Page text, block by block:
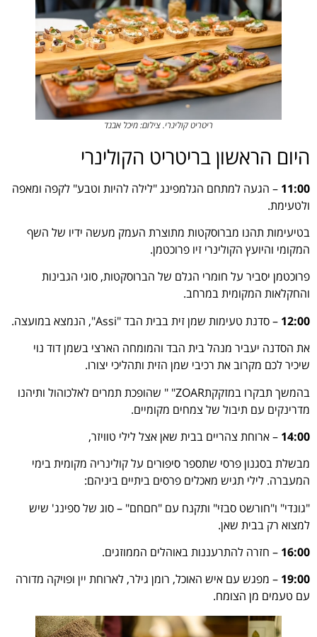
ריטריט קולינרי. צילום: מיכל אבנד
היום הראשון בריטריט הקולינרי
11:00 – הגעה למתחם הגלמפינג "לילה להיות וטבע" לקפה ומאפה
ולטעימת.
בטיעימות תהנו מברוסקטות מתוצרת העמק מעשה ידיו של השף
המקומי והיועץ הקולינרי זיו פרוכטמן.
פרוכטמן יסביר על חומרי הגלם של הברוסקטות, סוגי הגבינות
והחקלאות המקומית במרחב.
12:00 – סדנת טעימות שמן זית בבית הבד "Assi", הנמצא במועצה.
את הסדנה יעביר מנהל בית הבד והמומחה הארצי בשמן דוד נוי
שיכיר לכם מקרוב את רכיבי שמן הזית ותהליכי יצורו.
בהמשך תבקרו במזקקתZOAR" " שהופכת תמרים לאלכוהול ותיהנו
מדרינקים עם תיבול של צמחים מקומיים.
14:00 – ארוחת צהריים בבית שאן אצל לילי טוויזר,
מבשלת בסגנון פרסי שתספר סיפורים על קולינריה מקומית בימי
המעברה. לילי תגיש מאכלים פרסים ביתיים ביניהם:
"גונדי" ו"חורשט סבזי" ותקנח עם "חםחם" – סוג של ספינג' שיש
למצוא רק בבית שאן.
16:00 – חזרה להתרעננות באוהלים הממוזגים.
19:00 – מפגש עם איש האוכל, רומן גילר, לארוחת יין ופויקה מדורה
עם טעמים מן הצומח.